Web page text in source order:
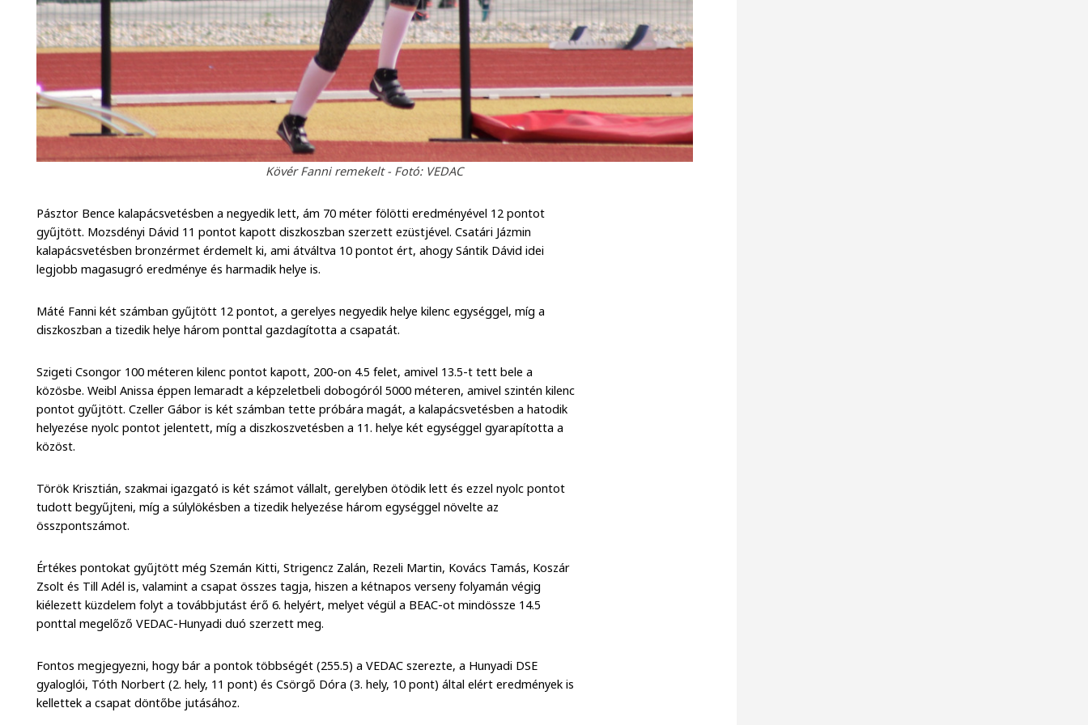
Kövér Fanni remekelt - Fotó: VEDAC
Pásztor Bence kalapácsvetésben a negyedik lett, ám 70 méter fölötti eredményével 12 pontot
gyűjtött. Mozsdényi Dávid 11 pontot kapott diszkoszban szerzett ezüstjével. Csatári Jázmin
kalapácsvetésben bronzérmet érdemelt ki, ami átváltva 10 pontot ért, ahogy Sántik Dávid idei
legjobb magasugró eredménye és harmadik helye is.
Máté Fanni két számban gyűjtött 12 pontot, a gerelyes negyedik helye kilenc egységgel, míg a
diszkoszban a tizedik helye három ponttal gazdagította a csapatát.
Szigeti Csongor 100 méteren kilenc pontot kapott, 200-on 4.5 felet, amivel 13.5-t tett bele a
közösbe. Weibl Anissa éppen lemaradt a képzeletbeli dobogóról 5000 méteren, amivel szintén kilenc
pontot gyűjtött. Czeller Gábor is két számban tette próbára magát, a kalapácsvetésben a hatodik
helyezése nyolc pontot jelentett, míg a diszkoszvetésben a 11. helye két egységgel gyarapította a
közöst.
Török Krisztián, szakmai igazgató is két számot vállalt, gerelyben ötödik lett és ezzel nyolc pontot
tudott begyűjteni, míg a súlylökésben a tizedik helyezése három egységgel növelte az
összpontszámot.
Értékes pontokat gyűjtött még Szemán Kitti, Strigencz Zalán, Rezeli Martin, Kovács Tamás, Koszár
Zsolt és Till Adél is, valamint a csapat összes tagja, hiszen a kétnapos verseny folyamán végig
kiélezett küzdelem folyt a továbbjutást érő 6. helyért, melyet végül a BEAC-ot mindössze 14.5
ponttal megelőző VEDAC-Hunyadi duó szerzett meg.
Fontos megjegyezni, hogy bár a pontok többségét (255.5) a VEDAC szerezte, a Hunyadi DSE
gyaloglói, Tóth Norbert (2. hely, 11 pont) és Csörgő Dóra (3. hely, 10 pont) által elért eredmények is
kellettek a csapat döntőbe jutásához.